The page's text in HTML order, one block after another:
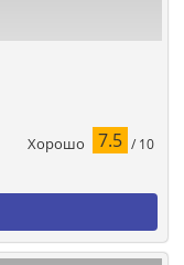
Хорошо 7.5 / 10